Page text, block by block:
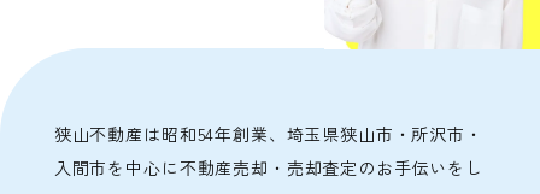
狭山不動産は昭和54年創業、埼玉県狭山市・所沢市・
入間市を中心に不動産売却・売却査定のお手伝いをし